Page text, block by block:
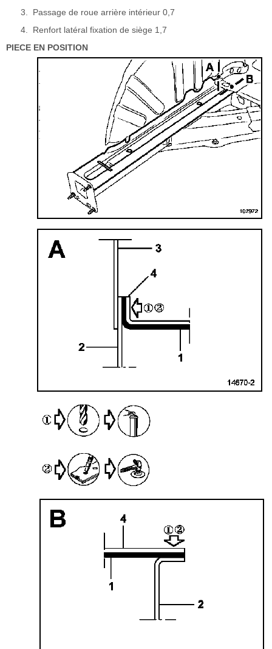
Passage de roue arrière intérieur 0,7
Renfort latéral fixation de siège 1,7
PIECE EN POSITION